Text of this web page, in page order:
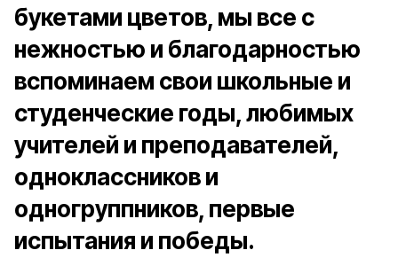
букетами цветов, мы все с
нежностью и благодарностью
вспоминаем свои школьные и
студенческие годы, любимых
учителей и преподавателей,
одноклассников и
одногруппников, первые
испытания и победы.